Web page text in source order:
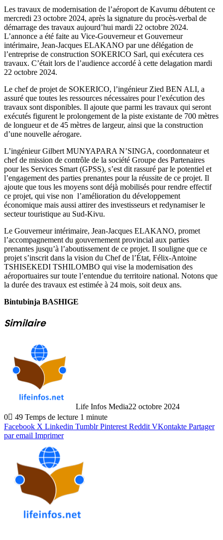
Les travaux de modernisation de l’aéroport de Kavumu débutent ce
mercredi 23 octobre 2024, après la signature du procès-verbal de
démarrage des travaux aujourd’hui mardi 22 octobre 2024.
L’annonce a été faite au Vice-Gouverneur et Gouverneur
intérimaire, Jean-Jacques ELAKANO par une délégation de
l’entreprise de construction SOKERICO Sarl, qui exécutera ces
travaux. C’était lors de l’audience accordé à cette delagation mardi
22 octobre 2024.
Le chef de projet de SOKERICO, l’ingénieur Zied BEN ALI, a
assuré que toutes les ressources nécessaires pour l’exécution des
travaux sont disponibles. Il ajoute que parmi les travaux qui seront
exécutés figurent le prolongement de la piste existante de 700 mètres
de longueur et de 45 mètres de largeur, ainsi que la construction
d’une nouvelle aérogare.
L’ingénieur Gilbert MUNYAPARA N’SINGA, coordonnateur et
chef de mission de contrôle de la société Groupe des Partenaires
pour les Services Smart (GPSS), s’est dit rassuré par le potentiel et
l’engagement des parties prenantes pour la réussite de ce projet. Il
ajoute que tous les moyens sont déjà mobilisés pour rendre effectif
ce projet, qui vise non l’amélioration du développement
économique mais aussi attirer des investisseurs et redynamiser le
secteur touristique au Sud-Kivu.
Le Gouverneur intérimaire, Jean-Jacques ELAKANO, promet
l’accompagnement du gouvernement provincial aux parties
prenantes jusqu’à l’aboutissement de ce projet. Il souligne que ce
projet s’inscrit dans la vision du Chef de l’État, Félix-Antoine
TSHISEKEDI TSHILOMBO qui vise la modernisation des
aéroportuaires sur toute l’entendue du territoire national. Notons que
la durée des travaux est estimée à 24 mois, soit deux ans.
Bintubinja BASHIGE
Similaire
Life Infos Media22 octobre 2024
0
49 Temps de lecture 1 minute
Facebook X Linkedin Tumblr Pinterest Reddit VKontakte Partager
par email Imprimer